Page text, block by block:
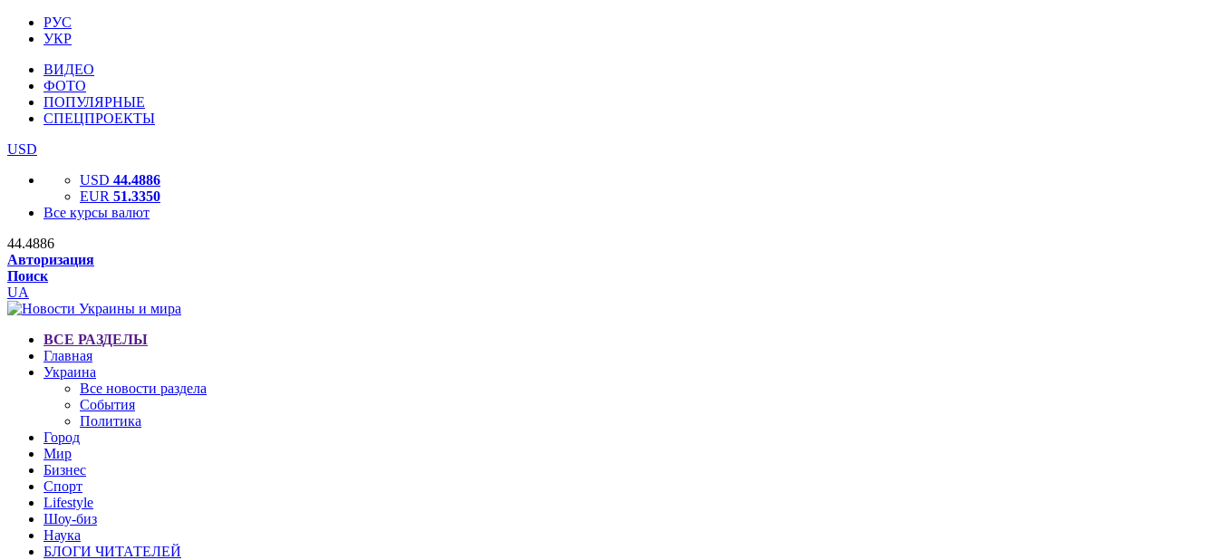
РУС
УКР
ВИДЕО
ФОТО
ПОПУЛЯРНЫЕ
СПЕЦПРОЕКТЫ
USD
USD 44.4886
EUR 51.3350
Все курсы валют
44.4886
Авторизация
Поиск
UA
ВСЕ РАЗДЕЛЫ
Главная
Украина
Все новости раздела
События
Политика
Город
Мир
Бизнес
Спорт
Lifestyle
Шоу-биз
Наука
БЛОГИ ЧИТАТЕЛЕЙ